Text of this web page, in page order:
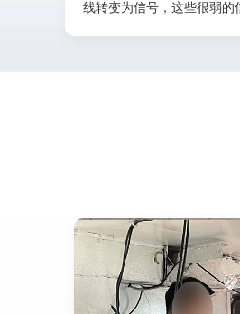
线转变为信号，这些很弱的